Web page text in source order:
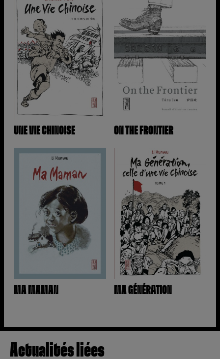
UNE VIE CHINOISE ON THE FRONTIER
MA MAMAN MA GÉNÉRATION
Actualités liées